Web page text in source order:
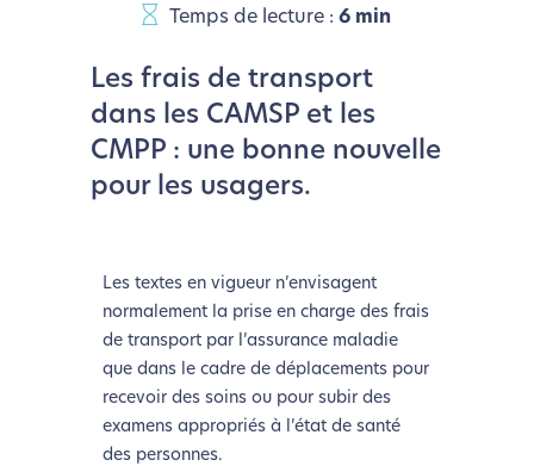
Temps de lecture :6 min
Les frais de transport
dans les CAMSP et les
CMPP : une bonne nouvelle
pour les usagers.
Les textes en vigueur n’envisagent
normalement la prise en charge des frais
de transport par l’assurance maladie
que dans le cadre de déplacements pour
recevoir des soins ou pour subir des
examens appropriés à l’état de santé
des personnes.